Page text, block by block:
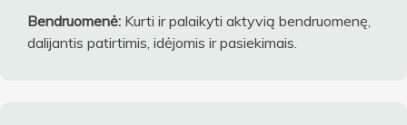
Bendruomenė: Kurti ir palaikyti aktyvią bendruomenę,
dalijantis patirtimis, idėjomis ir pasiekimais.